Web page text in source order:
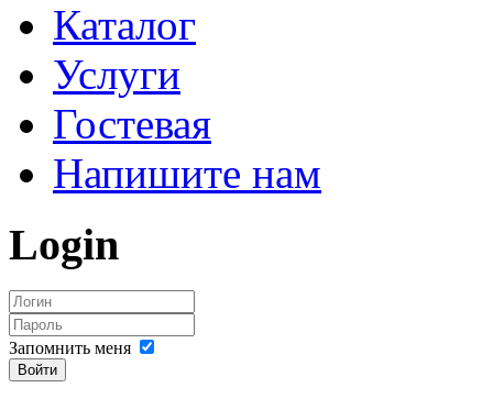
Каталог
Услуги
Гостевая
Напишите нам
Login
Запомнить меня
Войти